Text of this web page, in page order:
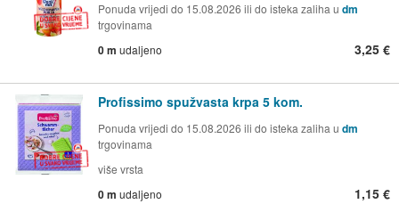
Ponuda vrijedi do 15.08.2026 ili do isteka zaliha u dm
trgovinama
0 m udaljeno 3,25 €
Profissimo spužvasta krpa 5 kom.
Ponuda vrijedi do 15.08.2026 ili do isteka zaliha u dm
trgovinama
više vrsta
0 m udaljeno 1,15 €